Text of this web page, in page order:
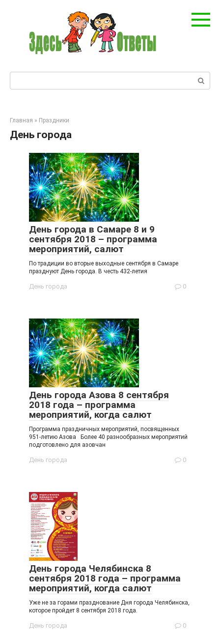
Поиск:
Главная » Праздники
День города
День города в Самаре 8 и 9
сентября 2018 – программа
мероприятий, салют
По традиции во вторые выходные сентября в Самаре
празднуют День города. В честь 432-летия
День города 0
День города Азова 8 сентября
2018 года – программа
мероприятий, когда салют
Программа праздничных мероприятий, посвященных
951-летию Азова Более 40 разнообразных мероприятий
подготовлено для азовчан
День города 0
День города Челябинска 8
сентября 2018 года – программа
мероприятий, когда салют
Уже не за горами празднование Дня города Челябинска,
которое пройдет 8 сентября 2018 года.
День города 0